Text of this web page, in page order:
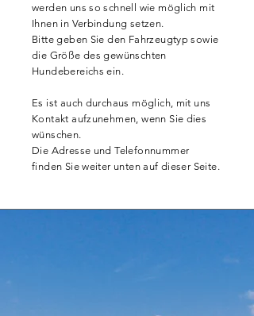
werden uns so schnell wie möglich mit
Ihnen in Verbindung setzen.
Bitte geben Sie den Fahrzeugtyp sowie
die Größe des gewünschten
Hundebereichs ein.
Es ist auch durchaus möglich, mit uns
Kontakt aufzunehmen, wenn Sie dies
wünschen.
Die Adresse und Telefonnummer
finden Sie weiter unten auf dieser Seite.